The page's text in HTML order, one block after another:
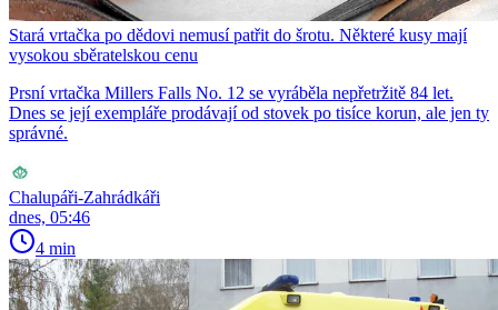
Stará vrtačka po dědovi nemusí patřit do šrotu. Některé kusy mají
vysokou sběratelskou cenu
Prsní vrtačka Millers Falls No. 12 se vyráběla nepřetržitě 84 let.
Dnes se její exempláře prodávají od stovek po tisíce korun, ale jen ty
správné.
Chalupáři-Zahrádkáři
dnes, 05:46
4 min